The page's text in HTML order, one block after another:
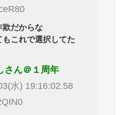
欺だからな
もこれで選択してた
さん＠１周年
水) 19:16:02.58